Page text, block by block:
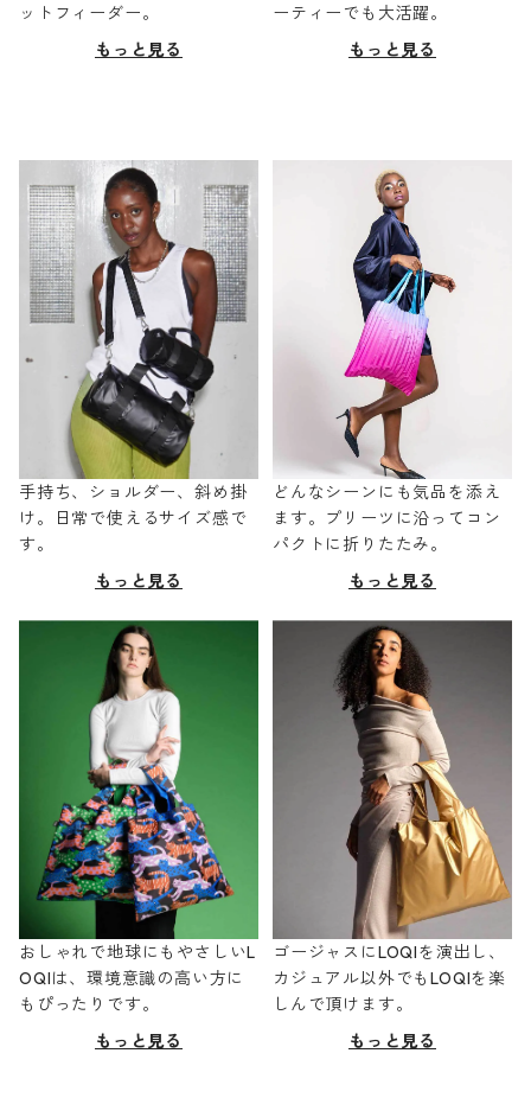
ットフィーダー。
もっと見る
ーティーでも大活躍。
もっと見る
手持ち、ショルダー、斜め掛
け。日常で使えるサイズ感で
す。
もっと見る
どんなシーンにも気品を添え
ます。プリーツに沿ってコン
パクトに折りたたみ。
もっと見る
おしゃれで地球にもやさしいL
OQIは、環境意識の高い方に
もぴったりです。
もっと見る
ゴージャスにLOQIを演出し、
カジュアル以外でもLOQIを楽
しんで頂けます。
もっと見る